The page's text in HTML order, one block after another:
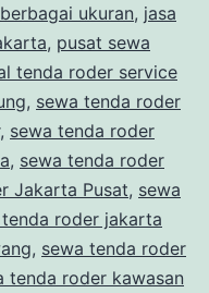
BESAR
AREA
JAKARTA
PUSAT
ukuran, jasa
, pusat sewa
tenda roder service
, sewa tenda roder
, sewa tenda roder
, sewa tenda roder
Jakarta Pusat, sewa
roder jakarta
, sewa tenda roder
tenda roder kawasan